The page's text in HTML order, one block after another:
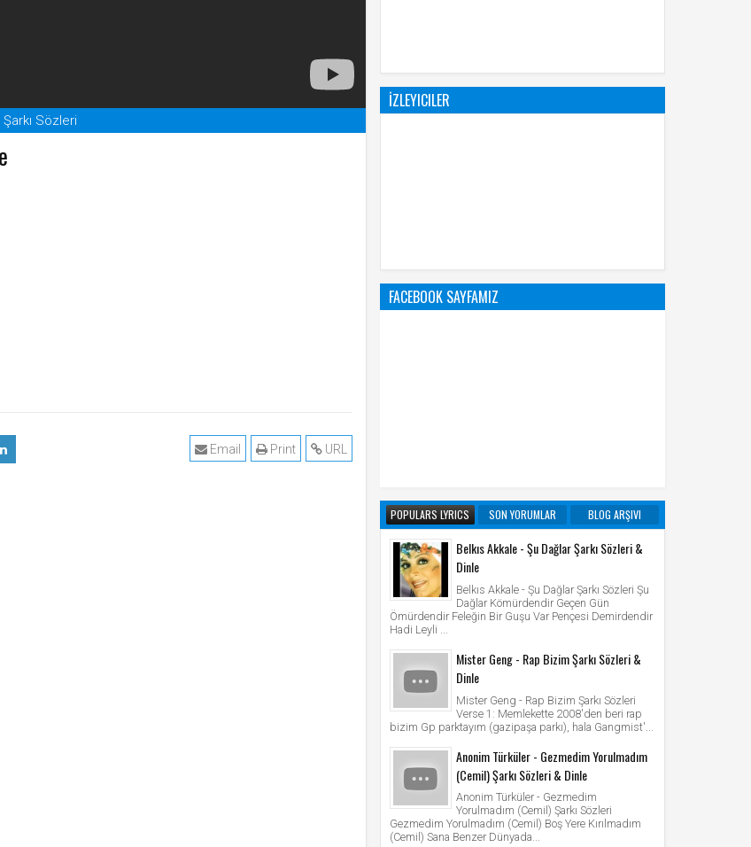
Şarkı Sözleri
URL
Print
Email
İZLEYICILER
FACEBOOK SAYFAMIZ
POPULARS LYRICS SON YORUMLAR BLOG ARŞIVI
Belkıs Akkale - Şu Dağlar Şarkı Sözleri &
Dinle
Belkıs Akkale - Şu Dağlar Şarkı Sözleri Şu
Dağlar Kömürdendir Geçen Gün
Ömürdendir Feleğin Bir Guşu Var Pençesi Demirdendir
Hadi Leyli ...
Mister Geng - Rap Bizim Şarkı Sözleri &
Dinle
Mister Geng - Rap Bizim Şarkı Sözleri
Verse 1: Memlekette 2008'den beri rap
bizim Gp parktayım (gazipaşa parkı), hala Gangmist'...
Anonim Türküler - Gezmedim Yorulmadım
(Cemil) Şarkı Sözleri & Dinle
Anonim Türküler - Gezmedim
Yorulmadım (Cemil) Şarkı Sözleri
Gezmedim Yorulmadım (Cemil) Boş Yere Kırılmadım
(Cemil) Sana Benzer Dünyada...